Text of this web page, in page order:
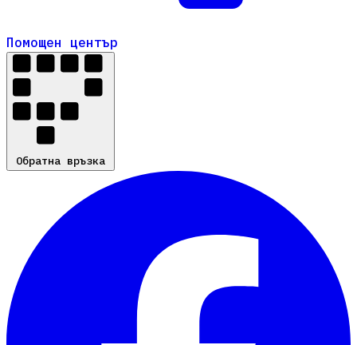
Помощен център
Помощен център
Обратна връзка
Обратна връзка